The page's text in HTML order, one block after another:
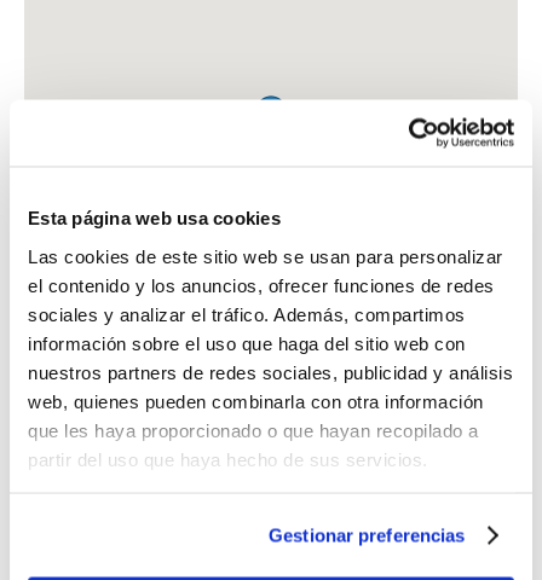
Esta página web usa cookies
Las cookies de este sitio web se usan para personalizar
el contenido y los anuncios, ofrecer funciones de redes
sociales y analizar el tráfico. Además, compartimos
información sobre el uso que haga del sitio web con
nuestros partners de redes sociales, publicidad y análisis
web, quienes pueden combinarla con otra información
que les haya proporcionado o que hayan recopilado a
partir del uso que haya hecho de sus servicios.
Gestionar preferencias
FARMACIA ELOSEGUI MARTINEZ, ANE
C. LAUAXETA, 7